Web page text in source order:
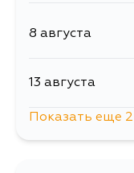
8 августа
13 августа
Показать еще 2